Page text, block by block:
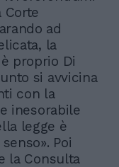
ad
la
proprio Di
si avvicina
con la
inesorabile
legge è
Poi
la Consulta